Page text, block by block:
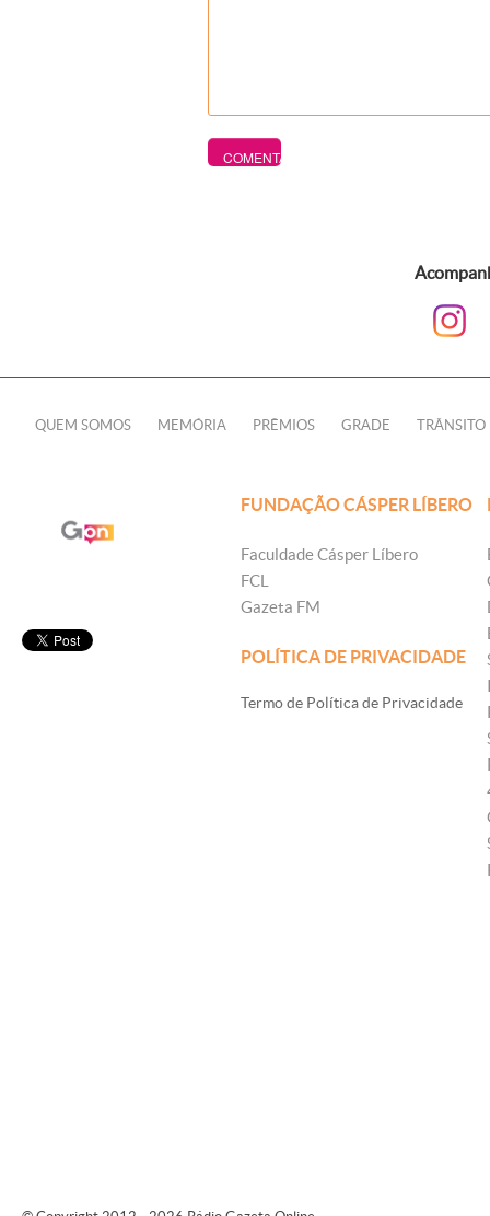
QUEM SOMOS MEMÓRIA PRÊMIOS GRADE TRÂNSITO
FUNDAÇÃO CÁSPER LÍBERO
Faculdade Cásper Líbero
FCL
Gazeta FM
POLÍTICA DE PRIVACIDADE
Termo de Política de Privacidade